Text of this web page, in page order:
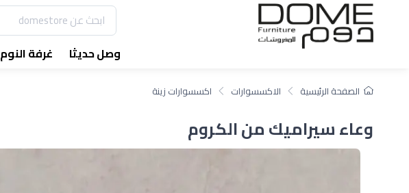
وصل حديثا غرفة النوم
الصفحة الرئيسية الاكسسوارات اكسسوارات زينة
وعاء سيراميك من الكروم